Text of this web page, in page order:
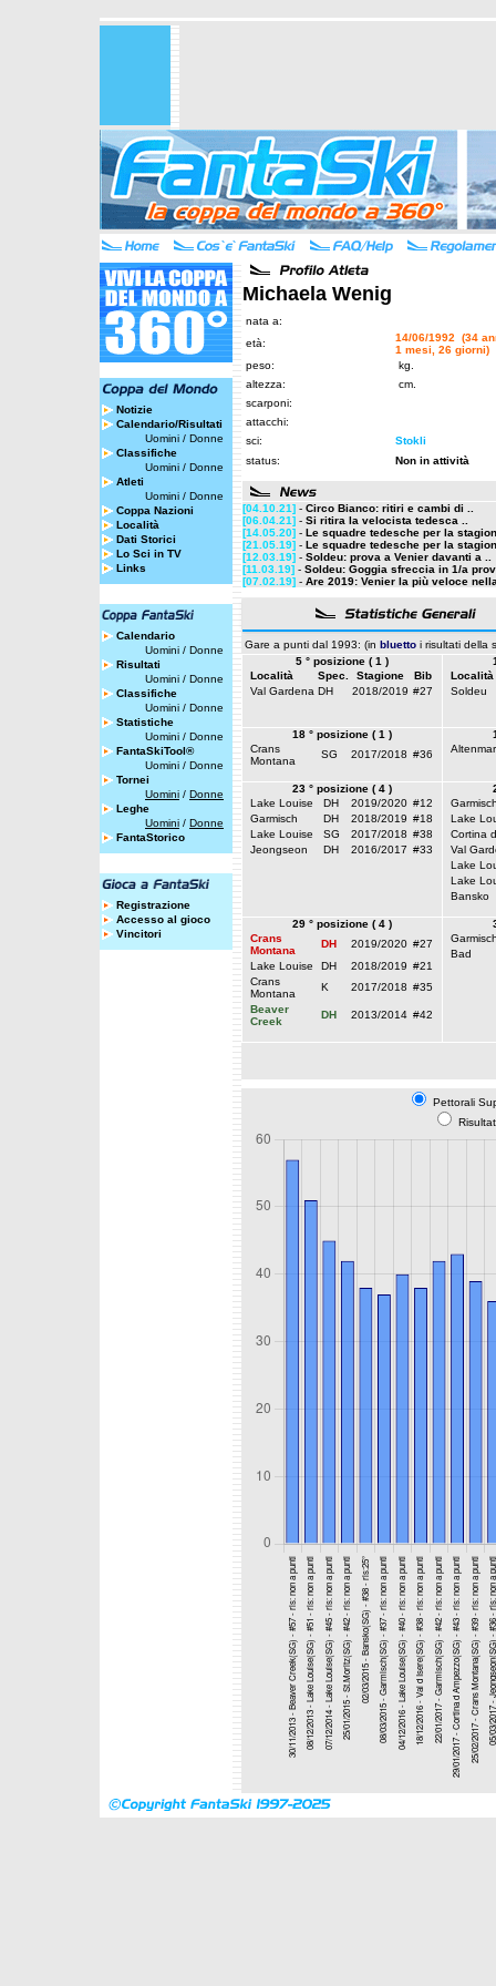
Notizie
Calendario/Risultati
Uomini / Donne
Classifiche
Uomini / Donne
Atleti
Uomini / Donne
Coppa Nazioni
Località
Dati Storici
Lo Sci in TV
Links
Calendario
Uomini / Donne
Risultati
Uomini / Donne
Classifiche
Uomini / Donne
Statistiche
Uomini / Donne
FantaSkiTool®
Uomini / Donne
Tornei
Uomini / Donne
Leghe
Uomini / Donne
FantaStorico
Registrazione
Accesso al gioco
Vincitori
Michaela Wenig
nata a:
età:
14/06/1992 (34
1 mesi, 26 giorni)
peso:
kg.
altezza:
cm.
scarponi:
attacchi:
sci:
Stokli
status:
Non in attività
[04.10.21] - Circo Bianco: ritiri e cambi di ..
[06.04.21] - Si ritira la velocista tedesca ..
[14.05.20] - Le squadre tedesche per la
[21.05.19] - Le squadre tedesche per la
[12.03.19] - Soldeu: prova a Venier davanti a ..
[11.03.19] - Soldeu: Goggia sfreccia in 1/a
[07.02.19] - Are 2019: Venier la più veloce
Gare a punti dal 1993: (in bluetto i risultati della
5 ° posizione ( 1 )
Località
Spec. Stagione
Bib
Val Gardena DH 2018/2019 #27
Località
Soldeu
18 ° posizione ( 1 )
Crans
Montana
SG 2017/2018 #36
23 ° posizione ( 4 )
Lake Louise
DH 2019/2020 #12
Garmisch
DH 2018/2019 #18
Lake Louise
SG 2017/2018 #38
Jeongseon
DH 2016/2017 #33
Lake
Cortina d
Val
Lake
Lake
Bansko
29 ° posizione ( 4 )
Crans
Montana
DH 2019/2020 #27
Lake Louise
DH 2018/2019 #21
Crans
Montana
K 2017/2018 #35
Beaver
Creek
DH 2013/2014 #42
Bad
Pettorali